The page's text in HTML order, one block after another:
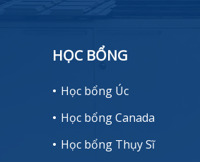
HỌC BỔNG
Học bổng Úc
Học bổng Canada
Học bổng Thụy Sĩ